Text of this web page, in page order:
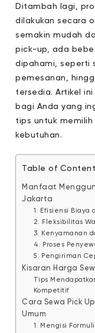
Ditambah lagi,
dilakukan secara
semakin mudah
pick-up, ada
dipahami, seperti
pemesanan,
tersedia. Artikel
bagi Anda yang
tips untuk
kebutuhan.
Table of
Manfaat
Jakarta
1. Efisiensi Biaya
2. Fleksibilitas
3. Kenyamanan
4. Proses
5. Pengiriman
Kisaran Harga
Tips
Kompetitif
Cara Sewa Pick
Umum
1. Mengisi